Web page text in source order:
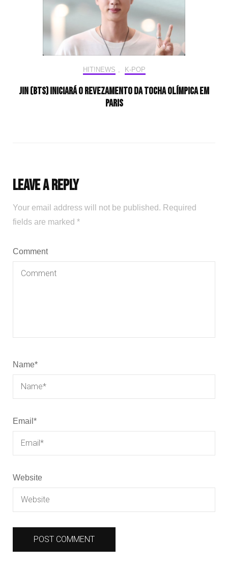
HIT!NEWS , K-POP
Jin (BTS) iniciará o revezamento da tocha olímpica em
Paris
Leave a Reply
Your email address will not be published. Required
fields are marked *
Comment
Name*
Email *
Website